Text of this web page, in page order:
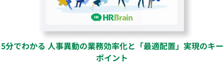
5分でわかる 人事異動の業務効率化と「最適配置」実現のキー
ポイント